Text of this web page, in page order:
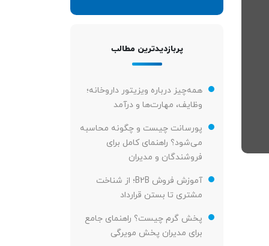
پربازدیدترین مطالب
همه‌چیز درباره ویزیتور داروخانه؛
وظایف، مهارت‌ها و درآمد
پورسانت چیست و چگونه محاسبه
می‌شود؟ راهنمای کامل برای
فروشندگان و مدیران
آموزش فروش B2B؛ از شناخت
مشتری تا بستن قرارداد
پخش گرم چیست؟ راهنمای جامع
برای مدیران پخش مویرگی